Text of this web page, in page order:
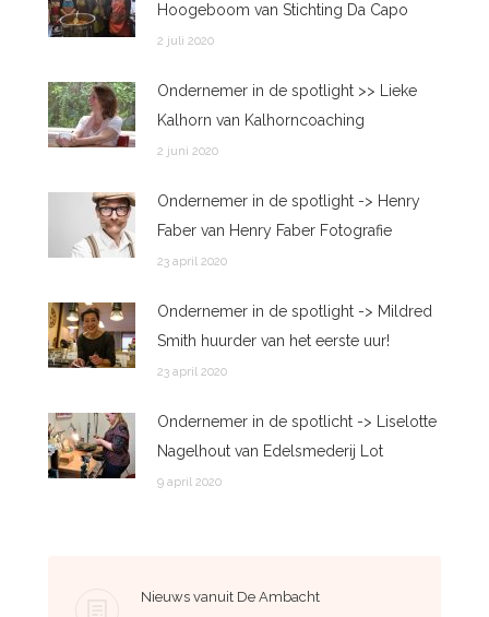
Hoogeboom van Stichting Da Capo
2 juli 2020
Ondernemer in de spotlight >> Lieke
Kalhorn van Kalhorncoaching
2 juni 2020
Ondernemer in de spotlight -> Henry
Faber van Henry Faber Fotografie
23 april 2020
Ondernemer in de spotlight -> Mildred
Smith huurder van het eerste uur!
23 april 2020
Ondernemer in de spotlicht -> Liselotte
Nagelhout van Edelsmederij Lot
9 april 2020
Nieuws vanuit De Ambacht